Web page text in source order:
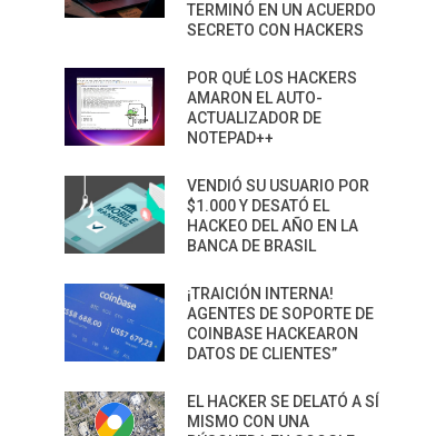
TERMINÓ EN UN ACUERDO
SECRETO CON HACKERS
POR QUÉ LOS HACKERS
AMARON EL AUTO-
ACTUALIZADOR DE
NOTEPAD++
VENDIÓ SU USUARIO POR
$1.000 Y DESATÓ EL
HACKEO DEL AÑO EN LA
BANCA DE BRASIL
¡TRAICIÓN INTERNA!
AGENTES DE SOPORTE DE
COINBASE HACKEARON
DATOS DE CLIENTES”
EL HACKER SE DELATÓ A SÍ
MISMO CON UNA